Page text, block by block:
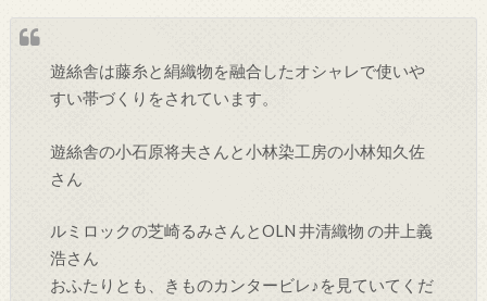
遊絲舎は藤糸と絹織物を融合したオシャレで使いや
すい帯づくりをされています。
遊絲舎の小石原将夫さんと小林染工房の小林知久佐
さん
ルミロックの芝崎るみさんとOLN 井清織物 の井上義
浩さん
おふたりとも、きものカンタービレ♪を見ていてくだ